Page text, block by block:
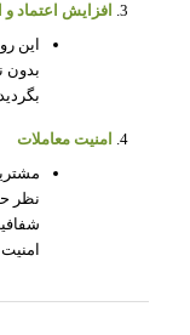
افزایش اعتماد
این
بدون
امنیت معاملات
نظر